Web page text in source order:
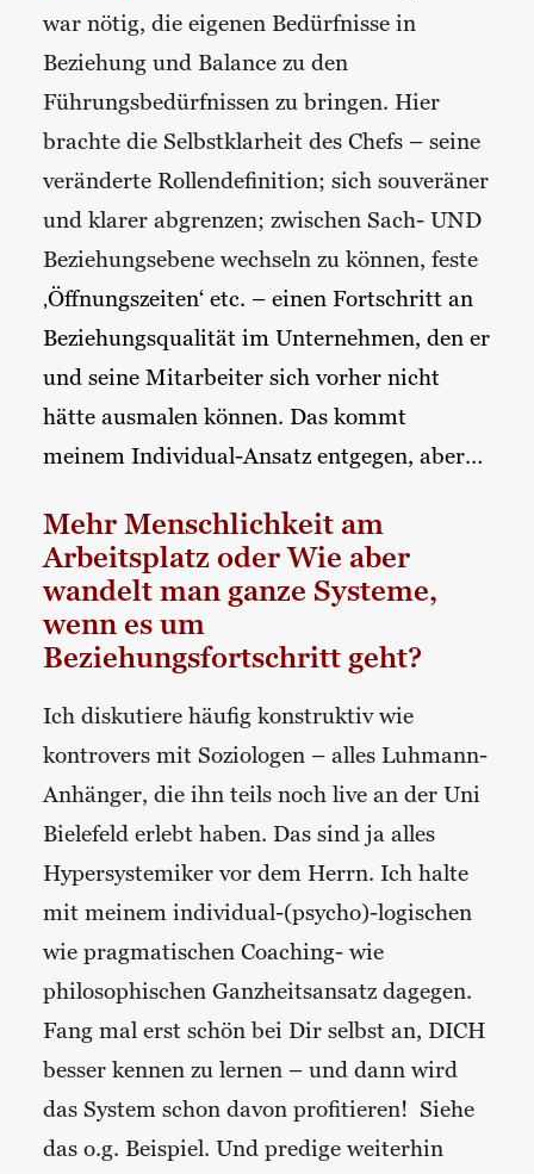
war nötig, die eigenen Bedürfnisse in
Beziehung und Balance zu den
Führungsbedürfnissen zu bringen. Hier
brachte die Selbstklarheit des Chefs – seine
veränderte Rollendefinition; sich souveräner
und klarer abgrenzen; zwischen Sach- UND
Beziehungsebene wechseln zu können, feste
‚Öffnungszeiten‘ etc. – einen Fortschritt an
Beziehungsqualität im Unternehmen, den er
und seine Mitarbeiter sich vorher nicht
hätte ausmalen können. Das kommt
meinem Individual-Ansatz entgegen, aber…
Mehr Menschlichkeit am
Arbeitsplatz oder Wie aber
wandelt man ganze Systeme,
wenn es um
Beziehungsfortschritt geht?
Ich diskutiere häufig konstruktiv wie
kontrovers mit Soziologen – alles Luhmann-
Anhänger, die ihn teils noch live an der Uni
Bielefeld erlebt haben. Das sind ja alles
Hypersystemiker vor dem Herrn. Ich halte
mit meinem individual-(psycho)-logischen
wie pragmatischen Coaching- wie
philosophischen Ganzheitsansatz dagegen.
Fang mal erst schön bei Dir selbst an, DICH
besser kennen zu lernen – und dann wird
das System schon davon profitieren! Siehe
das o.g. Beispiel. Und predige weiterhin